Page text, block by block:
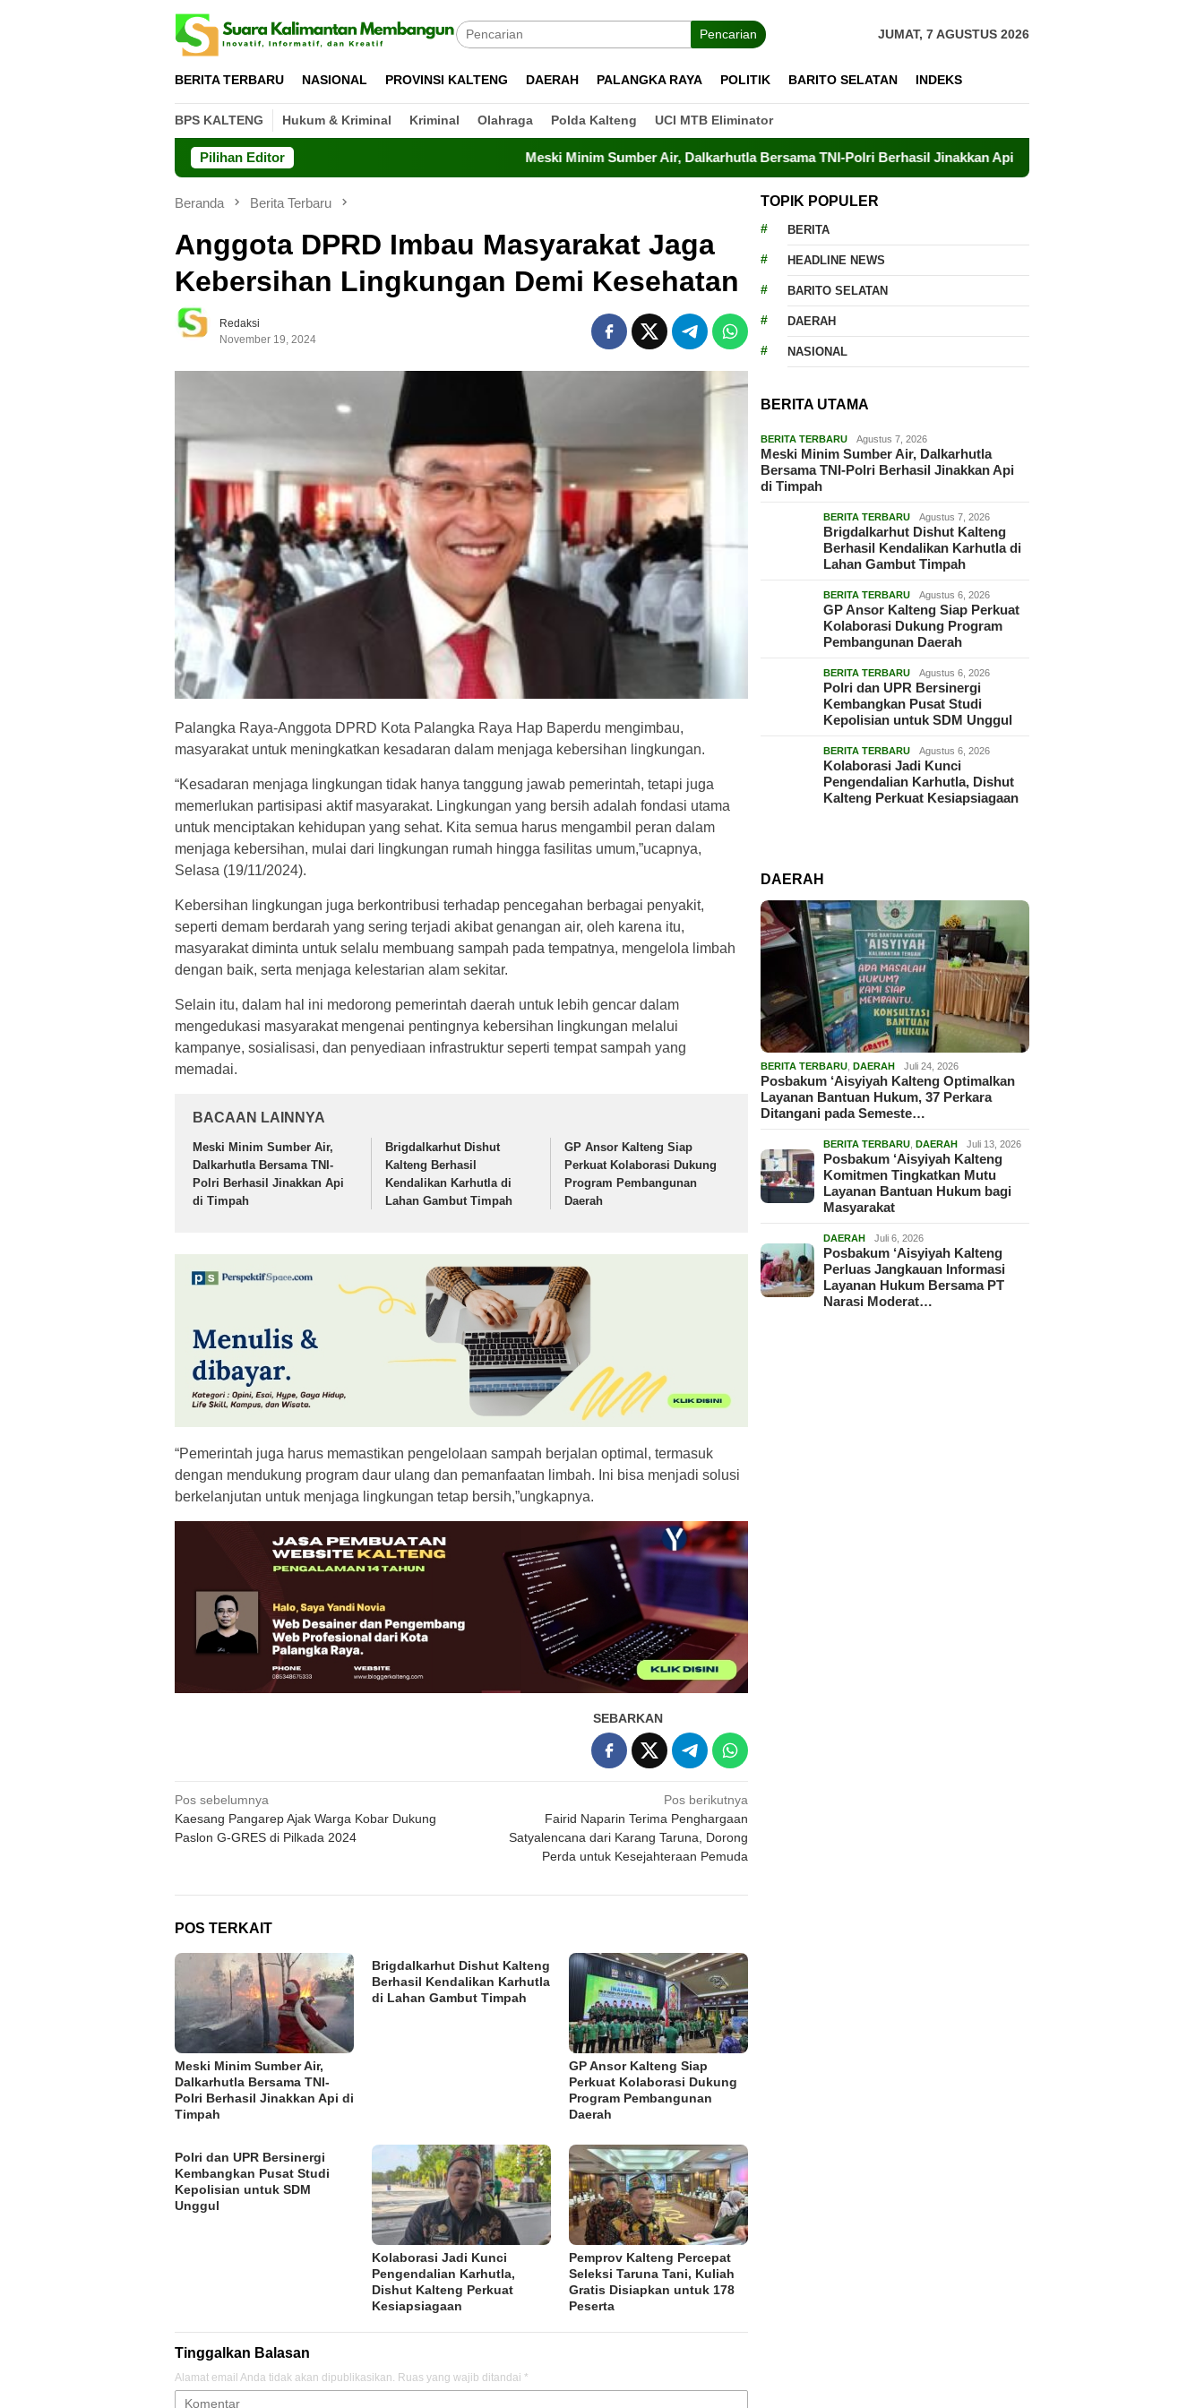
Pencarian JUMAT, 7 AGUSTUS 2026
BERITA TERBARU NASIONAL PROVINSI KALTENG DAERAH PALANGKA RAYA POLITIK BARITO SELATAN INDEKS
BPS KALTENG Hukum & Kriminal Kriminal Olahraga Polda Kalteng UCI MTB Eliminator
Pilihan Editor Meski Minim Sumber Air, Dalkarhutla Bersama TNI-Polri Berhasil Jinakkan Api di Timpah
Beranda Berita Terbaru
Anggota DPRD Imbau Masyarakat Jaga
Kebersihan Lingkungan Demi Kesehatan
Redaksi
November 19, 2024
Palangka Raya-Anggota DPRD Kota Palangka Raya Hap Baperdu mengimbau,
masyarakat untuk meningkatkan kesadaran dalam menjaga kebersihan lingkungan.
“Kesadaran menjaga lingkungan tidak hanya tanggung jawab pemerintah, tetapi juga
memerlukan partisipasi aktif masyarakat. Lingkungan yang bersih adalah fondasi utama
untuk menciptakan kehidupan yang sehat. Kita semua harus mengambil peran dalam
menjaga kebersihan, mulai dari lingkungan rumah hingga fasilitas umum,”ucapnya,
Selasa (19/11/2024).
Kebersihan lingkungan juga berkontribusi terhadap pencegahan berbagai penyakit,
seperti demam berdarah yang sering terjadi akibat genangan air, oleh karena itu,
masyarakat diminta untuk selalu membuang sampah pada tempatnya, mengelola limbah
dengan baik, serta menjaga kelestarian alam sekitar.
Selain itu, dalam hal ini medorong pemerintah daerah untuk lebih gencar dalam
mengedukasi masyarakat mengenai pentingnya kebersihan lingkungan melalui
kampanye, sosialisasi, dan penyediaan infrastruktur seperti tempat sampah yang
memadai.
BACAAN LAINNYA
Meski Minim Sumber Air,
Dalkarhutla Bersama TNI-
Polri Berhasil Jinakkan Api
di Timpah
Brigdalkarhut Dishut
Kalteng Berhasil
Kendalikan Karhutla di
Lahan Gambut Timpah
GP Ansor Kalteng Siap
Perkuat Kolaborasi Dukung
Program Pembangunan
Daerah
“Pemerintah juga harus memastikan pengelolaan sampah berjalan optimal, termasuk
dengan mendukung program daur ulang dan pemanfaatan limbah. Ini bisa menjadi solusi
berkelanjutan untuk menjaga lingkungan tetap bersih,”ungkapnya.
SEBARKAN
Navigasi
pos
Pos sebelumnya
Kaesang Pangarep Ajak Warga Kobar Dukung
Paslon G-GRES di Pilkada 2024
Pos berikutnya
Fairid Naparin Terima Penghargaan
Satyalencana dari Karang Taruna, Dorong
Perda untuk Kesejahteraan Pemuda
POS TERKAIT
Meski Minim Sumber Air,
Dalkarhutla Bersama TNI-
Polri Berhasil Jinakkan Api di
Timpah
Brigdalkarhut Dishut Kalteng
Berhasil Kendalikan Karhutla
di Lahan Gambut Timpah
GP Ansor Kalteng Siap
Perkuat Kolaborasi Dukung
Program Pembangunan
Daerah
Polri dan UPR Bersinergi
Kembangkan Pusat Studi
Kepolisian untuk SDM
Unggul
Kolaborasi Jadi Kunci
Pengendalian Karhutla,
Dishut Kalteng Perkuat
Kesiapsiagaan
Pemprov Kalteng Percepat
Seleksi Taruna Tani, Kuliah
Gratis Disiapkan untuk 178
Peserta
Tinggalkan Balasan
Alamat email Anda tidak akan dipublikasikan. Ruas yang wajib ditandai *
TOPIK POPULER
BERITA
HEADLINE NEWS
BARITO SELATAN
DAERAH
NASIONAL
BERITA UTAMA
BERITA TERBARU Agustus 7, 2026
Meski Minim Sumber Air, Dalkarhutla
Bersama TNI-Polri Berhasil Jinakkan Api
di Timpah
BERITA TERBARU Agustus 7, 2026
Brigdalkarhut Dishut Kalteng
Berhasil Kendalikan Karhutla di
Lahan Gambut Timpah
BERITA TERBARU Agustus 6, 2026
GP Ansor Kalteng Siap Perkuat
Kolaborasi Dukung Program
Pembangunan Daerah
BERITA TERBARU Agustus 6, 2026
Polri dan UPR Bersinergi
Kembangkan Pusat Studi
Kepolisian untuk SDM Unggul
BERITA TERBARU Agustus 6, 2026
Kolaborasi Jadi Kunci
Pengendalian Karhutla, Dishut
Kalteng Perkuat Kesiapsiagaan
DAERAH
BERITA TERBARU ,DAERAH Juli 24, 2026
Posbakum ‘Aisyiyah Kalteng Optimalkan
Layanan Bantuan Hukum, 37 Perkara
Ditangani pada Semeste…
BERITA TERBARU ,DAERAH Juli 13, 2026
Posbakum ‘Aisyiyah Kalteng
Komitmen Tingkatkan Mutu
Layanan Bantuan Hukum bagi
Masyarakat
DAERAH Juli 6, 2026
Posbakum ‘Aisyiyah Kalteng
Perluas Jangkauan Informasi
Layanan Hukum Bersama PT
Narasi Moderat…